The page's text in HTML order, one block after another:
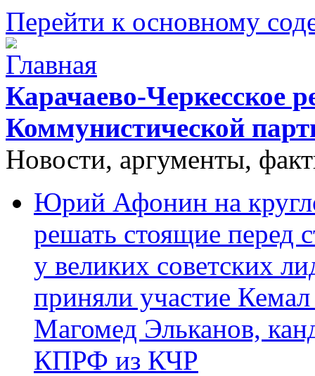
Перейти к основному
Карачаево-Черкесское
Коммунистической
Новости, аргументы,
Юрий Афонин на
решать стоящие перед
у великих советских
приняли участие
Магомед Эльканов,
КПРФ из КЧР